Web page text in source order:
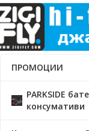
ПРОМОЦИИ
PARKSIDE
консумативи